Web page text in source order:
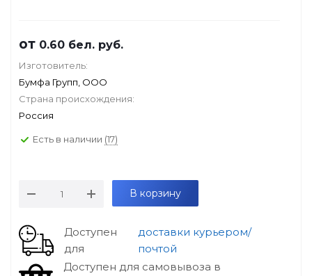
от 0.60 бел. руб.
Изготовитель:
Бумфа Групп, ООО
Страна происхождения:
Россия
Есть в наличии (17)
В корзину
Доступен
для
доставки курьером/
почтой
Доступен для самовывоза в